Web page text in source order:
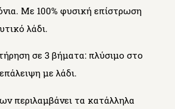
Με 100% φυσική επίστρωση
λάδι.
σε 3 βήματα: πλύσιμο στο
με λάδι.
περιλαμβάνει τα κατάλληλα